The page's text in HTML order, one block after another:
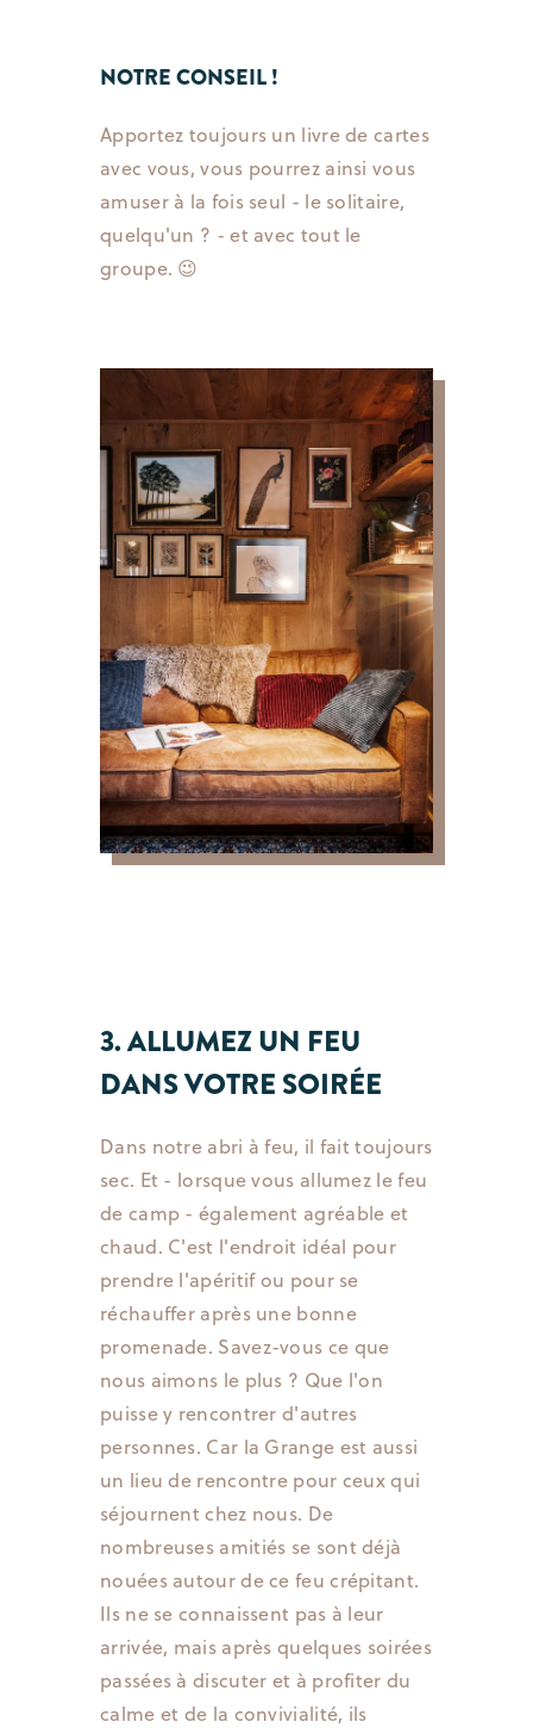
NOTRE CONSEIL !
Apportez toujours un livre de cartes
avec vous, vous pourrez ainsi vous
amuser à la fois seul - le solitaire,
quelqu'un ? - et avec tout le
groupe. 😉
3. ALLUMEZ UN FEU
DANS VOTRE SOIRÉE
Dans notre abri à feu, il fait toujours
sec. Et - lorsque vous allumez le feu
de camp - également agréable et
chaud. C'est l'endroit idéal pour
prendre l'apéritif ou pour se
réchauffer après une bonne
promenade. Savez-vous ce que
nous aimons le plus ? Que l'on
puisse y rencontrer d'autres
personnes. Car la Grange est aussi
un lieu de rencontre pour ceux qui
séjournent chez nous. De
nombreuses amitiés se sont déjà
nouées autour de ce feu crépitant.
Ils ne se connaissent pas à leur
arrivée, mais après quelques soirées
passées à discuter et à profiter du
calme et de la convivialité, ils